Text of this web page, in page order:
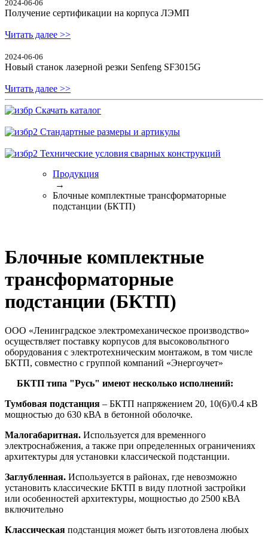
2024-06-06
Получение сертификации на корпуса ЛЭМП
Читать далее >>
2024-06-06
Новый станок лазерной резки Senfeng SF3015G
Читать далее >>
Скачать каталог
Стандартные размеры и артикулы
Технические условия сварных конструкций
Продукция
→
Блочные комплектные трансформаторные
подстанции (БКТП)
Блочные комплектные
трансформаторные
подстанции (БКТП)
ООО «Ленинградское электромеханическое производство»
осуществляет поставку корпусов для высоковольтного
оборудования с электротехническим монтажом, в том числе
БКТП, совместно с группой компаний «Энергоучет»
БКТП типа "Русь" имеют несколько исполнений:
Тумбовая подстанция – БКТП напряжением 20, 10(6)/0.4 кВ
мощностью до 630 кВА в бетонной оболочке.
Малогабаритная. Используется для временного
электроснабжения, а также при определенных ограничениях
архитектуры для установки классической подстанции.
Заглубленная. Используется в районах, где невозможно
установить классические БКТП в виду плотной застройки
или особенностей архитектуры, мощностью до 2500 кВА
включительно
Классическая подстанция может быть изготовлена любых